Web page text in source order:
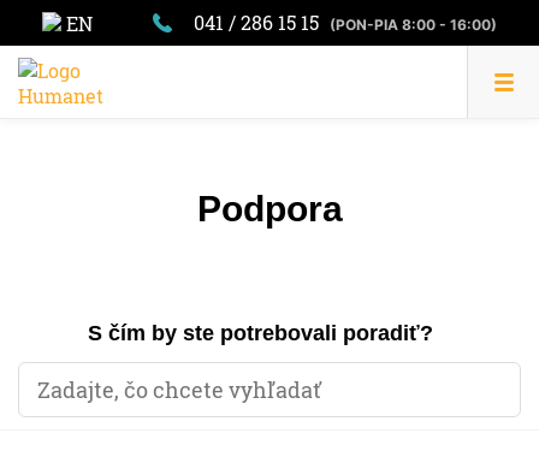
EN 041 / 286 15 15 (PON-PIA 8:00 - 16:00)
Podpora
S čím by ste potrebovali poradiť?